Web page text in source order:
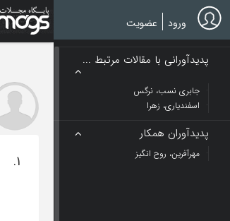
Skip
to
main
ورود عضویت
پدیدآورانی با مقالات مرتبط ...
جابری نسب، نرگس
اسفندیاری، زهرا
پدیدآوران همکار
مهرآفرین، روح انگیز 1.